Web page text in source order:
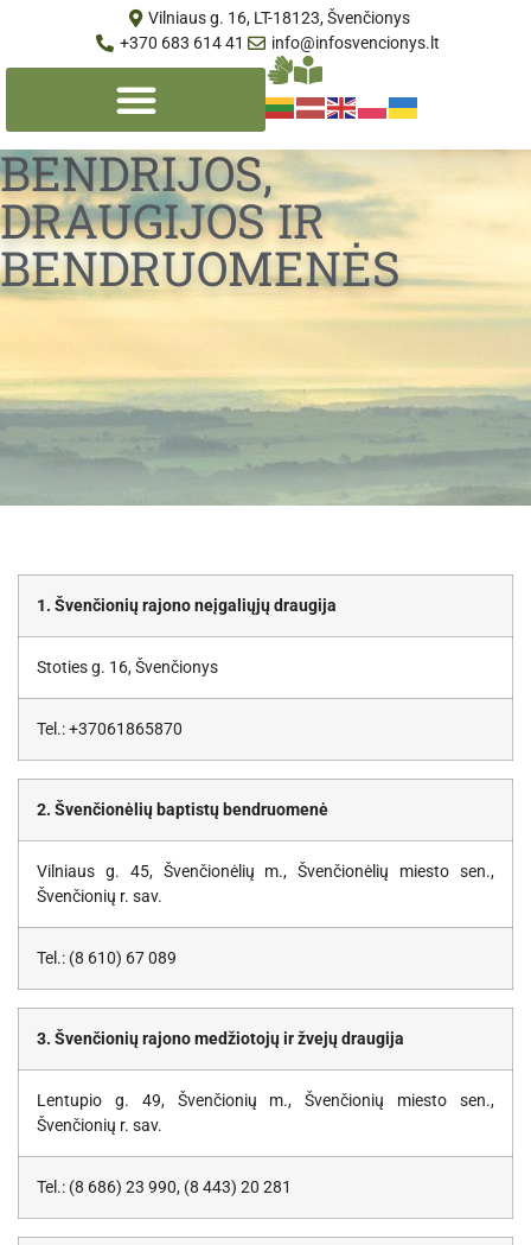
Vilniaus g. 16, LT-18123, Švenčionys
+370 683 614 41
info@infosvencionys.lt
BENDRIJOS,
DRAUGIJOS IR
BENDRUOMENĖS
1. Švenčionių rajono neįgaliųjų draugija
Stoties g. 16, Švenčionys
Tel.: +37061865870
2. Švenčionėlių baptistų bendruomenė
Vilniaus g. 45, Švenčionėlių m., Švenčionėlių miesto sen.,
Švenčionių r. sav.
Tel.: (8 610) 67 089
3. Švenčionių rajono medžiotojų ir žvejų draugija
Lentupio g. 49, Švenčionių m., Švenčionių miesto sen.,
Švenčionių r. sav.
Tel.: (8 686) 23 990, (8 443) 20 281